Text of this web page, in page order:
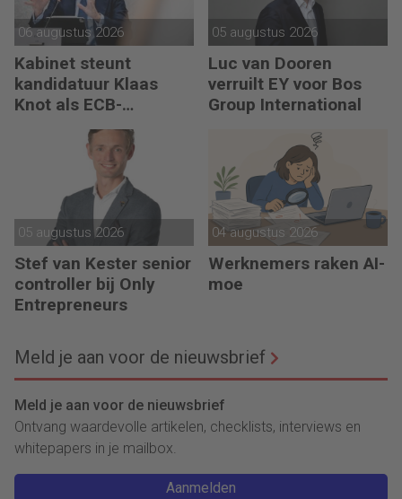
06 augustus 2026
Kabinet steunt
kandidatuur Klaas
Knot als ECB-
05 augustus 2026
Luc van Dooren
verruilt EY voor Bos
Group International
05 augustus 2026
Stef van Kester senior
controller bij Only
Entrepreneurs
04 augustus 2026
Werknemers raken AI-
moe
Meld je aan voor de nieuwsbrief
Meld je aan voor de nieuwsbrief
Ontvang waardevolle artikelen, checklists, interviews en
whitepapers in je mailbox.
Aanmelden